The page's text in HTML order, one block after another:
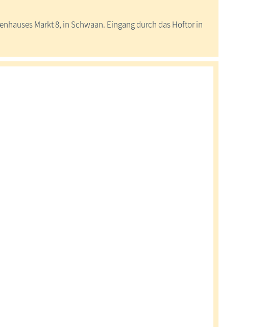
Markt 8, in Schwaan. Eingang durch das Hoftor in